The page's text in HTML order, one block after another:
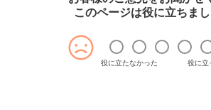
このページは役に立ちま
役に立たなかった 役に立